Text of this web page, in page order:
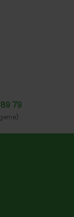
79